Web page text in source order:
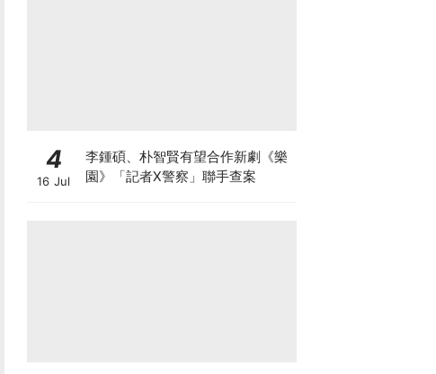
4
16 Jul
李鍾碩、朴智賢有望合作新劇《樂
園》「記者X警察」聯手查案